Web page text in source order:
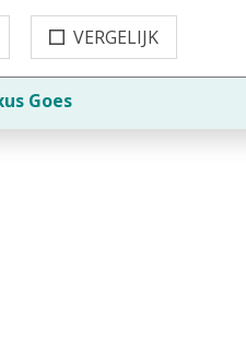
VERGELIJK
Goes